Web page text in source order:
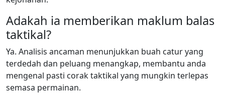
Adakah ia memberikan maklum balas
taktikal?
Ya. Analisis ancaman menunjukkan buah catur yang
terdedah dan peluang menangkap, membantu anda
mengenal pasti corak taktikal yang mungkin terlepas
semasa permainan.